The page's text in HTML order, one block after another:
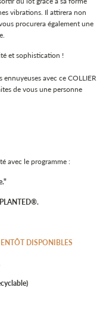
vibrations. Il attirera non
procurera également une
et sophistication !
avec ce COLLIER
de vous une personne
avec le programme :
DISPONIBLES